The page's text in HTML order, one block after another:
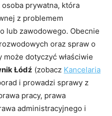
prywatna, która
z problemem
lub zawodowego. Obecnie
oraz spraw o
dotyczyć właściwie
Łódź (zobacz Kancelaria
i prowadzi sprawy z
pracy, prawa
administracyjnego i